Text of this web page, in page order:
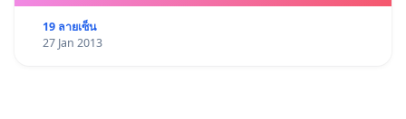
19 ลายเซ็น
27 Jan 2013